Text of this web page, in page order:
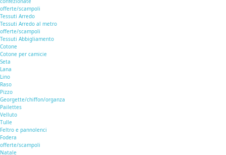
offerte/scampoli
Tessuti Arredo
Tessuti Arredo al metro
offerte/scampoli
Tessuti Abbigliamento
Cotone
Cotone per camicie
Seta
Lana
Lino
Raso
Pizzo
Georgette/chiffon/organza
Pailettes
Velluto
Tulle
Feltro e pannolenci
Fodera
offerte/scampoli
Natale